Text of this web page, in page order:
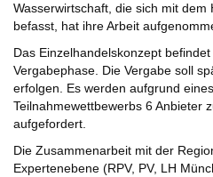
Wasserwirtschaft, die sich mit dem
befasst, hat ihre Arbeit
Das Einzelhandelskonzept
Vergabephase. Die Vergabe soll
erfolgen. Es werden aufgrund
Teilnahmewettbewerbs 6 Anbieter
aufgefordert.
Die Zusammenarbeit mit der
Expertenebene (RPV, PV, LH